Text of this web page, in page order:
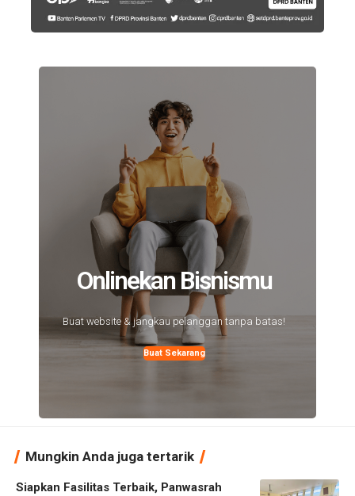
Onlinekan Bisnismu
Buat website & jangkau pelanggan tanpa batas!
Buat Sekarang
Mungkin Anda juga tertarik
Siapkan Fasilitas Terbaik, Panwasrah